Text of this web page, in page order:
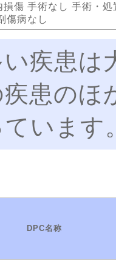
損傷 手術なし 手術・処
傷病なし
疾患は
患のほ
います
DPC名称